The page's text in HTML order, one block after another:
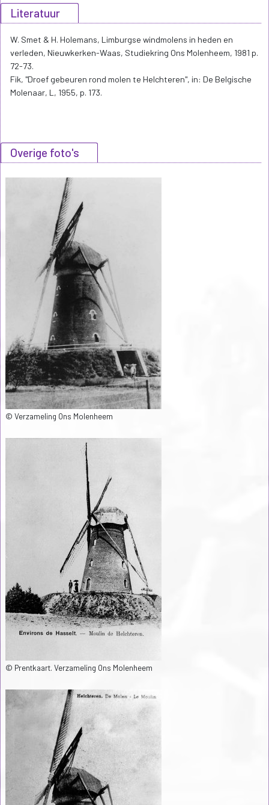
Literatuur
W. Smet & H. Holemans, Limburgse windmolens in heden en
verleden, Nieuwkerken-Waas, Studiekring Ons Molenheem, 1981 p.
72-73.
Fik, "Droef gebeuren rond molen te Helchteren", in: De Belgische
Molenaar, L, 1955, p. 173.
Overige foto's
© Verzameling Ons Molenheem
© Prentkaart. Verzameling Ons Molenheem